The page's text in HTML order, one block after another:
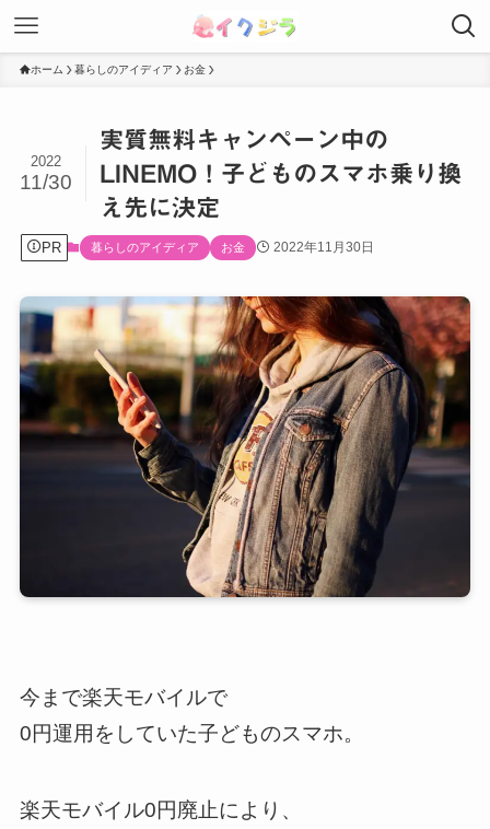
ホーム 暮らしのアイディア お金
実質無料キャンペーン中の
LINEMO！子どものスマホ乗り換
え先に決定
2022
11/30
PR 暮らしのアイディア お金 2022年11月30日
今まで楽天モバイルで
0円運用をしていた子どものスマホ。
楽天モバイル0円廃止により、